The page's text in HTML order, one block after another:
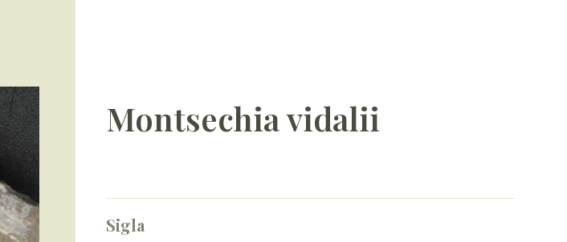
Montsechia vidalii
Sigla